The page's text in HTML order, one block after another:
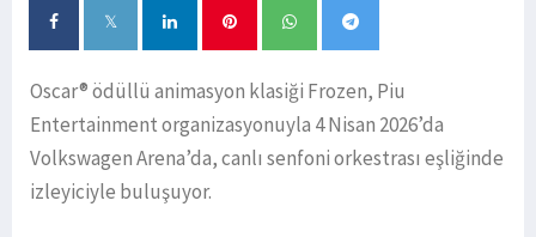
Oscar® ödüllü animasyon klasiği Frozen, Piu
Entertainment organizasyonuyla 4 Nisan 2026’da
Volkswagen Arena’da, canlı senfoni orkestrası eşliğinde
izleyiciyle buluşuyor.